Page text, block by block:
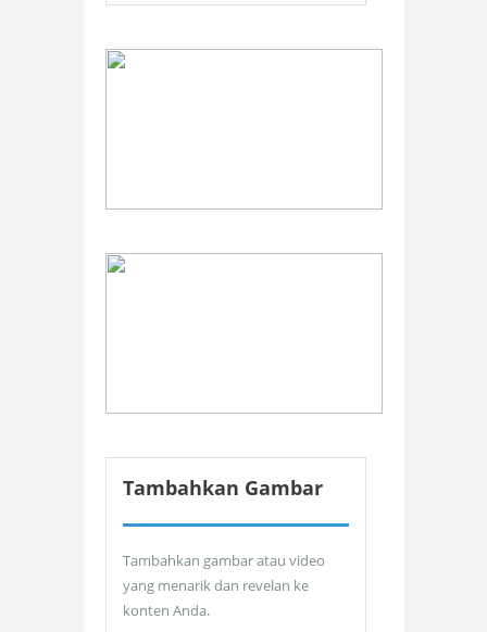
Tambahkan Gambar
Tambahkan gambar atau video
yang menarik dan revelan ke
konten Anda.